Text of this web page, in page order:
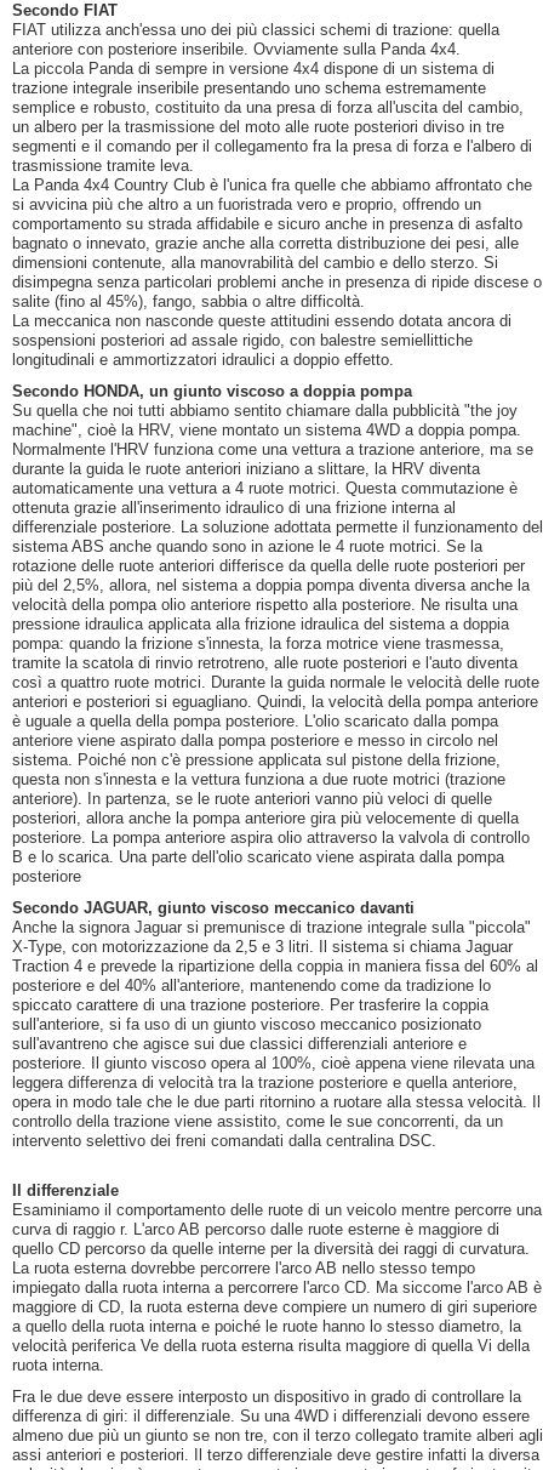
Secondo FIAT
FIAT utilizza anch'essa uno dei più classici schemi di trazione: quella
anteriore con posteriore inseribile. Ovviamente sulla Panda 4x4.
La piccola Panda di sempre in versione 4x4 dispone di un sistema di
trazione integrale inseribile presentando uno schema estremamente
semplice e robusto, costituito da una presa di forza all'uscita del cambio,
un albero per la trasmissione del moto alle ruote posteriori diviso in tre
segmenti e il comando per il collegamento fra la presa di forza e l'albero di
trasmissione tramite leva.
La Panda 4x4 Country Club è l'unica fra quelle che abbiamo affrontato che
si avvicina più che altro a un fuoristrada vero e proprio, offrendo un
comportamento su strada affidabile e sicuro anche in presenza di asfalto
bagnato o innevato, grazie anche alla corretta distribuzione dei pesi, alle
dimensioni contenute, alla manovrabilità del cambio e dello sterzo. Si
disimpegna senza particolari problemi anche in presenza di ripide discese o
salite (fino al 45%), fango, sabbia o altre difficoltà.
La meccanica non nasconde queste attitudini essendo dotata ancora di
sospensioni posteriori ad assale rigido, con balestre semiellittiche
longitudinali e ammortizzatori idraulici a doppio effetto.
Secondo HONDA, un giunto viscoso a doppia pompa
Su quella che noi tutti abbiamo sentito chiamare dalla pubblicità "the joy
machine", cioè la HRV, viene montato un sistema 4WD a doppia pompa.
Normalmente l'HRV funziona come una vettura a trazione anteriore, ma se
durante la guida le ruote anteriori iniziano a slittare, la HRV diventa
automaticamente una vettura a 4 ruote motrici. Questa commutazione è
ottenuta grazie all'inserimento idraulico di una frizione interna al
differenziale posteriore. La soluzione adottata permette il funzionamento del
sistema ABS anche quando sono in azione le 4 ruote motrici. Se la
rotazione delle ruote anteriori differisce da quella delle ruote posteriori per
più del 2,5%, allora, nel sistema a doppia pompa diventa diversa anche la
velocità della pompa olio anteriore rispetto alla posteriore. Ne risulta una
pressione idraulica applicata alla frizione idraulica del sistema a doppia
pompa: quando la frizione s'innesta, la forza motrice viene trasmessa,
tramite la scatola di rinvio retrotreno, alle ruote posteriori e l'auto diventa
così a quattro ruote motrici. Durante la guida normale le velocità delle ruote
anteriori e posteriori si eguagliano. Quindi, la velocità della pompa anteriore
è uguale a quella della pompa posteriore. L'olio scaricato dalla pompa
anteriore viene aspirato dalla pompa posteriore e messo in circolo nel
sistema. Poiché non c'è pressione applicata sul pistone della frizione,
questa non s'innesta e la vettura funziona a due ruote motrici (trazione
anteriore). In partenza, se le ruote anteriori vanno più veloci di quelle
posteriori, allora anche la pompa anteriore gira più velocemente di quella
posteriore. La pompa anteriore aspira olio attraverso la valvola di controllo
B e lo scarica. Una parte dell'olio scaricato viene aspirata dalla pompa
posteriore
Secondo JAGUAR, giunto viscoso meccanico davanti
Anche la signora Jaguar si premunisce di trazione integrale sulla "piccola"
X-Type, con motorizzazione da 2,5 e 3 litri. Il sistema si chiama Jaguar
Traction 4 e prevede la ripartizione della coppia in maniera fissa del 60% al
posteriore e del 40% all'anteriore, mantenendo come da tradizione lo
spiccato carattere di una trazione posteriore. Per trasferire la coppia
sull'anteriore, si fa uso di un giunto viscoso meccanico posizionato
sull'avantreno che agisce sui due classici differenziali anteriore e
posteriore. Il giunto viscoso opera al 100%, cioè appena viene rilevata una
leggera differenza di velocità tra la trazione posteriore e quella anteriore,
opera in modo tale che le due parti ritornino a ruotare alla stessa velocità. Il
controllo della trazione viene assistito, come le sue concorrenti, da un
intervento selettivo dei freni comandati dalla centralina DSC.
Il differenziale
Esaminiamo il comportamento delle ruote di un veicolo mentre percorre una
curva di raggio r. L'arco AB percorso dalle ruote esterne è maggiore di
quello CD percorso da quelle interne per la diversità dei raggi di curvatura.
La ruota esterna dovrebbe percorrere l'arco AB nello stesso tempo
impiegato dalla ruota interna a percorrere l'arco CD. Ma siccome l'arco AB è
maggiore di CD, la ruota esterna deve compiere un numero di giri superiore
a quello della ruota interna e poiché le ruote hanno lo stesso diametro, la
velocità periferica Ve della ruota esterna risulta maggiore di quella Vi della
ruota interna.
Fra le due deve essere interposto un dispositivo in grado di controllare la
differenza di giri: il differenziale. Su una 4WD i differenziali devono essere
almeno due più un giunto se non tre, con il terzo collegato tramite alberi agli
assi anteriori e posteriori. Il terzo differenziale deve gestire infatti la diversa